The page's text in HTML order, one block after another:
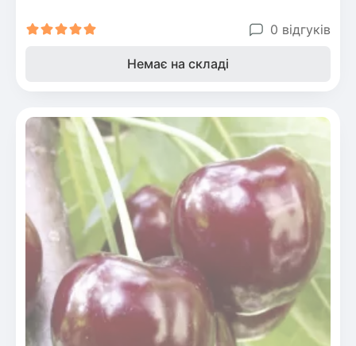
0 відгуків
Немає на складі